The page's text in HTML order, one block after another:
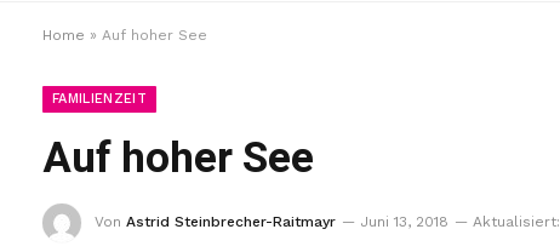
Home » Auf hoher See
FAMILIENZEIT
Auf hoher See
Von Astrid Steinbrecher-Raitmayr Juni 13, 2018 Aktualisiert: